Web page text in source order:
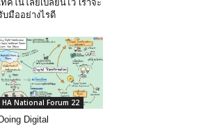
ทคโนโลยีเปลี่ยนไว เราจะ
บมืออย่างไรดี
HA National Forum 22
Doing Digital